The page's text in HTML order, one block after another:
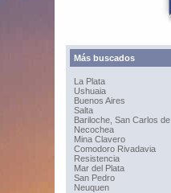
Más buscados
La Plata
Ushuaia
Buenos Aires
Salta
Bariloche, San Carlos de
Necochea
Mina Clavero
Comodoro Rivadavia
Resistencia
Mar del Plata
San Pedro
Neuquen